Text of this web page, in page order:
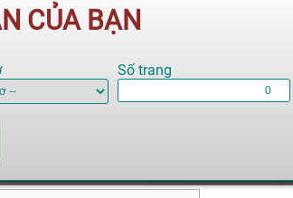
CỦA BẠN
Số trang